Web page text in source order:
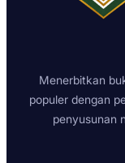
Menerbitkan
populer dengan
penyusunan